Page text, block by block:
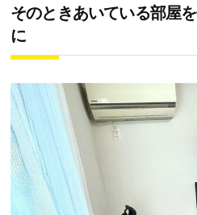
そのときあいている部屋
に